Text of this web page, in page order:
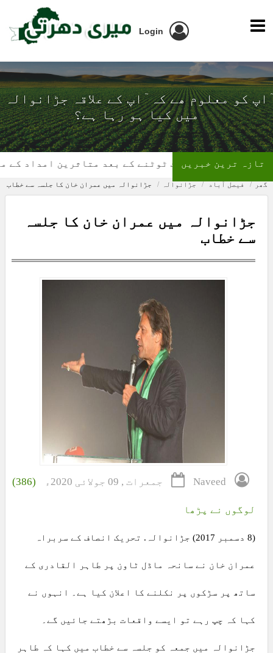
Login
ٓاپ کو معلوم ھے کہ ٓاپ کے علاقہ جڑانوالہ
میں کیا ہو رہا ہے؟
گھر کی چھت ٹوٹنے کے بعد متاثرین امداد کے منتظر
تازہ ترین خبریں
گھر فیصل آباد جڑانوالہ جڑانوالہ میں عمران خان کا جلسہ سے خطاب
جڑانوالہ میں عمران خان کا جلسہ
سے خطاب
Naveed جمعرات , 09 جولائی 2020ء (386)
لوگوں نے پڑھا
(8 دسمبر 2017) جڑانوالہ. تحریک انصاف کے سربراہ
عمران خان نے سانحہ ماڈل ٹاون پر طاہر القادری کے
ساتھ پر سڑکوں پر نکلنے کا اعلان کیا ہے۔ انہوں نے
کہا کہ چپ رہے تو ایسے واقعات بڑھتے جائیں گے۔
جڑانوالہ میں جمعہ کو جلسہ سے خطاب میں کہا کہ طاہر